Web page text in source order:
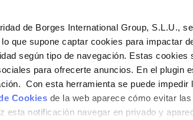
de Borges International Group, S.L.U.,
que supone captar cookies para impactar
según tipo de navegación. Estas cookies
para ofrecerte anuncios. En el plugin
Con esta herramienta se puede impedir
Cookies de la web aparece cómo evitar
esta notificación navegar en privado y